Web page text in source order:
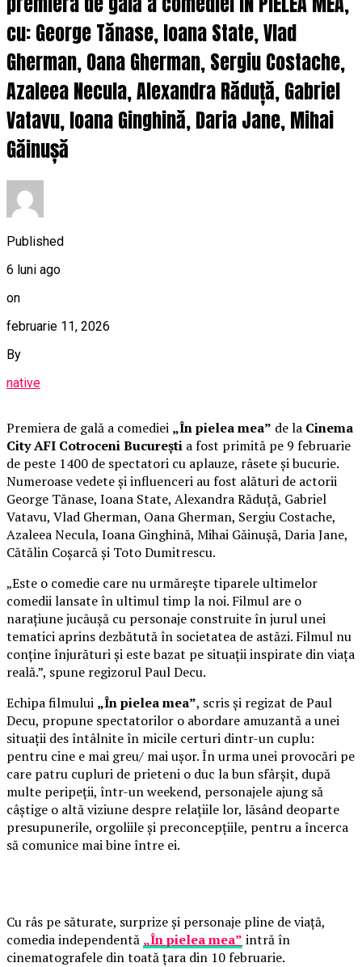
cu: George Tănase, Ioana State, Vlad
Gherman, Oana Gherman, Sergiu Costache,
Azaleea Necula, Alexandra Răduță, Gabriel
Vatavu, Ioana Ginghină, Daria Jane, Mihai
Găinușă
Published
6 luni ago
on
februarie 11, 2026
By
native
Premiera de gală a comediei „În pielea mea” de la Cinema
City AFI Cotroceni București a fost primită pe 9 februarie
de peste 1400 de spectatori cu aplauze, râsete și bucurie.
Numeroase vedete și influenceri au fost alături de actorii
George Tănase, Ioana State, Alexandra Răduță, Gabriel
Vatavu, Vlad Gherman, Oana Gherman, Sergiu Costache,
Azaleea Necula, Ioana Ginghină, Mihai Găinușă, Daria Jane,
Cătălin Coșarcă și Toto Dumitrescu.
„Este o comedie care nu urmărește tiparele ultimelor
comedii lansate în ultimul timp la noi. Filmul are o
narațiune jucăușă cu personaje construite în jurul unei
tematici aprins dezbătută în societatea de astăzi. Filmul nu
conține înjurături și este bazat pe situații inspirate din viața
reală.”, spune regizorul Paul Decu.
Echipa filmului „În pielea mea”, scris și regizat de Paul
Decu, propune spectatorilor o abordare amuzantă a unei
situații des întâlnite în micile certuri dintr-un cuplu:
pentru cine e mai greu/ mai ușor. În urma unei provocări pe
care patru cupluri de prieteni o duc la bun sfârșit, după
multe peripeții, într-un weekend, personajele ajung să
câștige o altă viziune despre relațiile lor, lăsând deoparte
presupunerile, orgoliile și preconcepțiile, pentru a încerca
să comunice mai bine între ei.
Cu râs pe săturate, surprize și personaje pline de viață,
comedia independentă „În pielea mea” intră în
cinematografele din toată țara din 10 februarie.